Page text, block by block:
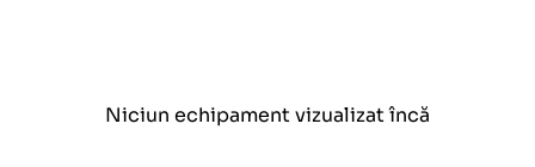
Niciun echipament vizualizat încă